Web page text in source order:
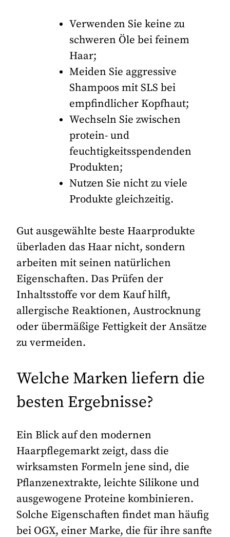
Verwenden Sie keine zu
schweren Öle bei feinem
Haar;
Meiden Sie aggressive
Shampoos mit SLS bei
empfindlicher Kopfhaut;
Wechseln Sie zwischen
protein- und
feuchtigkeitsspendenden
Produkten;
Nutzen Sie nicht zu viele
Produkte gleichzeitig.
Gut ausgewählte beste Haarprodukte
überladen das Haar nicht, sondern
arbeiten mit seinen natürlichen
Eigenschaften. Das Prüfen der
Inhaltsstoffe vor dem Kauf hilft,
allergische Reaktionen, Austrocknung
oder übermäßige Fettigkeit der Ansätze
zu vermeiden.
Welche Marken liefern die
besten Ergebnisse?
Ein Blick auf den modernen
Haarpflegemarkt zeigt, dass die
wirksamsten Formeln jene sind, die
Pflanzenextrakte, leichte Silikone und
ausgewogene Proteine kombinieren.
Solche Eigenschaften findet man häufig
bei OGX, einer Marke, die für ihre sanfte